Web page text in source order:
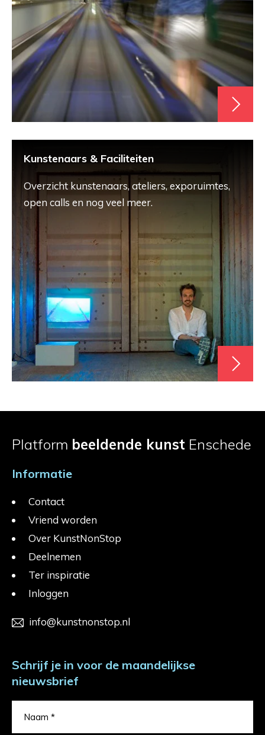
Kunstenaars & Faciliteiten
Overzicht kunstenaars, ateliers, exporuimtes,
open calls en nog veel meer.
Platform beeldende kunst Enschede
Informatie
Contact
Vriend worden
Over KunstNonStop
Deelnemen
Ter inspiratie
Inloggen
info@kunstnonstop.nl
Schrijf je in voor de maandelijkse
nieuwsbrief